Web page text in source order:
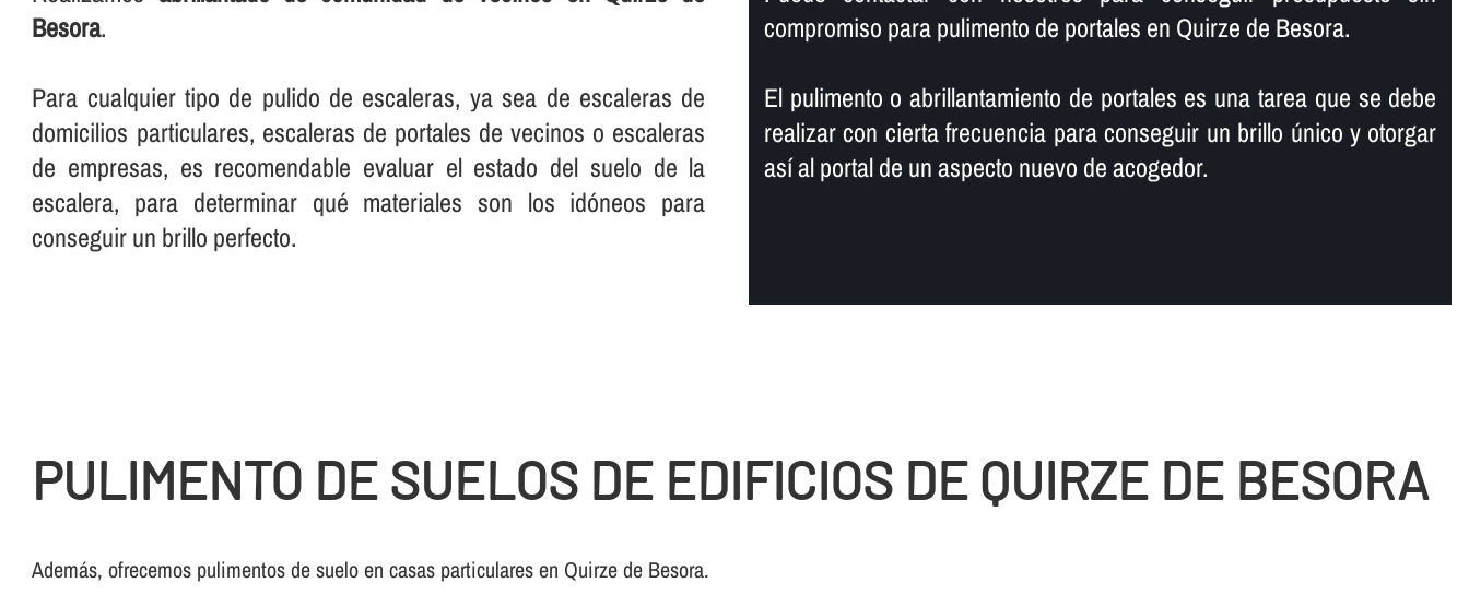
Besora.
Para cualquier tipo de pulido de escaleras, ya sea de escaleras de
domicilios particulares, escaleras de portales de vecinos o escaleras
de empresas, es recomendable evaluar el estado del suelo de la
escalera, para determinar qué materiales son los idóneos para
conseguir un brillo perfecto.
compromiso para pulimento de portales en Quirze de Besora.
El pulimento o abrillantamiento de portales es una tarea que se debe
realizar con cierta frecuencia para conseguir un brillo único y otorgar
así­ al portal de un aspecto nuevo de acogedor.
PULIMENTO DE SUELOS DE EDIFICIOS DE QUIRZE DE BESORA
Además, ofrecemos pulimentos de suelo en casas particulares en Quirze de Besora.